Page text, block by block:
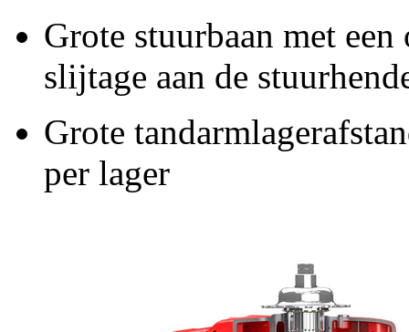
Grote stuurbaan met
slijtage aan de
Grote
per lager